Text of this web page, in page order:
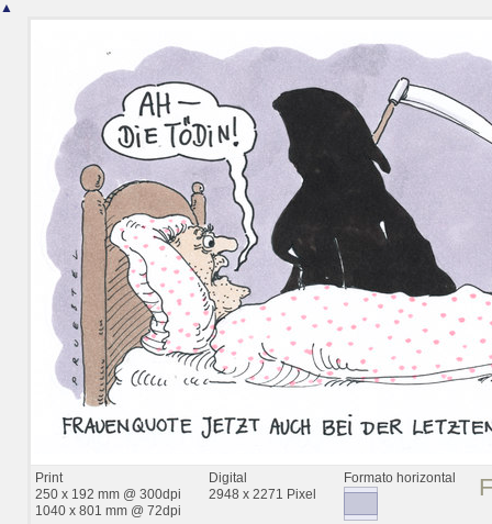
▲
Print
250 x 192 mm @ 300dpi
1040 x 801 mm @ 72dpi
Digital
2948 x 2271 Pixel
Formato horizontal